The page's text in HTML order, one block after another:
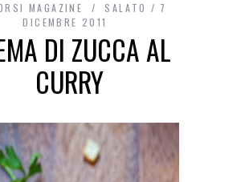
MAGAZINE SALATO
7
DICEMBRE 2011
DI ZUCCA AL
CURRY